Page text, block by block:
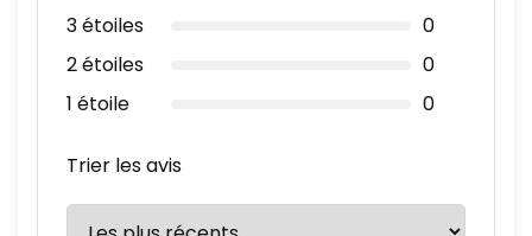
3 étoiles
0
2 étoiles
0
1 étoile
0
Trier les avis